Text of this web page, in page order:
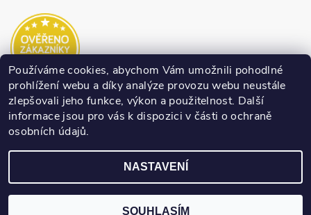
Používáme cookies, abychom Vám umožnili pohodlné
prohlížení webu a díky analýze provozu webu neustále
zlepšovali jeho funkce, výkon a použitelnost. Další
informace jsou pro vás k dispozici v části o ochraně
osobních údajů.
NASTAVENÍ
SOUHLASÍM